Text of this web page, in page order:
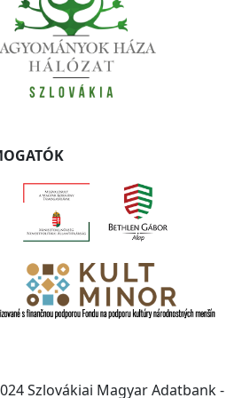
Szlovákiai Magyar Adatbank -